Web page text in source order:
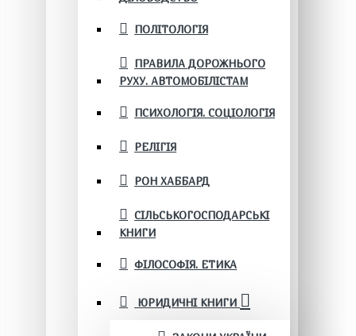
ПОЛІТОЛОГІЯ
ПРАВИЛА ДОРОЖНЬОГО
РУХУ. АВТОМОБІЛІСТАМ
ПСИХОЛОГІЯ. СОЦІОЛОГІЯ
РЕЛІГІЯ
РОН ХАББАРД
СІЛЬСЬКОГОСПОДАРСЬКІ
КНИГИ
ФІЛОСОФІЯ. ЕТИКА
ЮРИДИЧНІ КНИГИ